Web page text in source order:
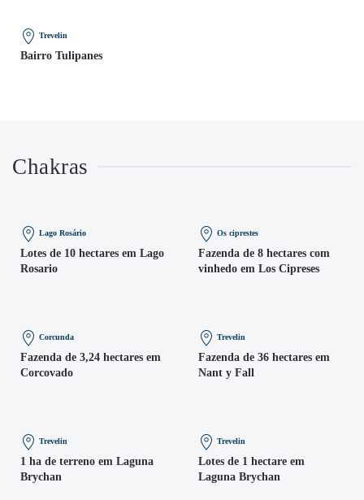
Trevelin
Bairro Tulipanes
Chakras
Lago Rosário
Lotes de 10 hectares em Lago
Rosario
Os ciprestes
Fazenda de 8 hectares com
vinhedo em Los Cipreses
Corcunda
Fazenda de 3,24 hectares em
Corcovado
Trevelin
Fazenda de 36 hectares em
Nant y Fall
Trevelin
1 ha de terreno em Laguna
Brychan
Trevelin
Lotes de 1 hectare em
Laguna Brychan